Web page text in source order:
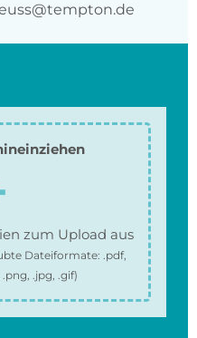
zum Upload aus
Dateiformate: .pdf,
.png, .jpg, .gif)